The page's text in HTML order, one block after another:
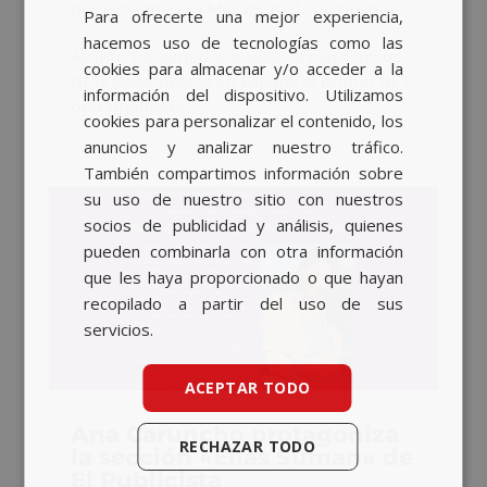
por Evolumedia Mar 29, 2021 Campañas
Avante Evolumedia se sube al carro de los
NFTs Desembarca en España el primer NFT,
protagonizado...
Ana Caruncho protagoniza
la sección «Ellas Suman» de
El Publicista
BASQUE
ENGLISH
Para ofrecerte una mejor experiencia,
hacemos uso de tecnologías como las
cookies para almacenar y/o acceder a la
información del dispositivo. Utilizamos
cookies para personalizar el contenido, los
anuncios y analizar nuestro tráfico.
También compartimos información sobre
su uso de nuestro sitio con nuestros
socios de publicidad y análisis, quienes
pueden combinarla con otra información
que les haya proporcionado o que hayan
recopilado a partir del uso de sus
servicios.
ACEPTAR TODO
RECHAZAR TODO